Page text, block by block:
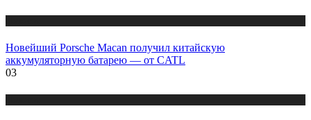
Новейший Porsche Macan получил китайскую
аккумуляторную батарею — от CATL
03